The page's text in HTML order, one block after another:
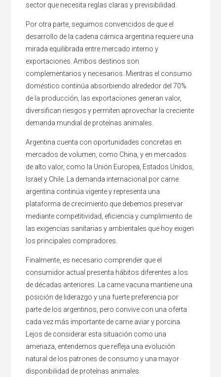
sector que necesita reglas claras y previsibilidad.
Por otra parte, seguimos convencidos de que el
desarrollo de la cadena cárnica argentina requiere una
mirada equilibrada entre mercado interno y
exportaciones. Ambos destinos son
complementarios y necesarios. Mientras el consumo
doméstico continúa absorbiendo alrededor del 70%
de la producción, las exportaciones generan valor,
diversifican riesgos y permiten aprovechar la creciente
demanda mundial de proteínas animales.
Argentina cuenta con oportunidades concretas en
mercados de volumen, como China, y en mercados
de alto valor, como la Unión Europea, Estados Unidos,
Israel y Chile. La demanda internacional por carne
argentina continúa vigente y representa una
plataforma de crecimiento que debemos preservar
mediante competitividad, eficiencia y cumplimiento de
las exigencias sanitarias y ambientales que hoy exigen
los principales compradores.
Finalmente, es necesario comprender que el
consumidor actual presenta hábitos diferentes a los
de décadas anteriores. La carne vacuna mantiene una
posición de liderazgo y una fuerte preferencia por
parte de los argentinos, pero convive con una oferta
cada vez más importante de carne aviar y porcina.
Lejos de considerar esta situación como una
amenaza, entendemos que refleja una evolución
natural de los patrones de consumo y una mayor
disponibilidad de proteínas animales.